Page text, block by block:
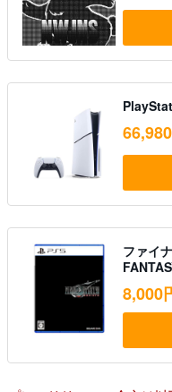
ファイ
8,000